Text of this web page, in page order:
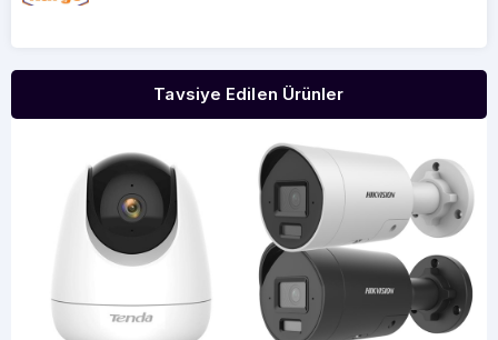
Tavsiye Edilen Ürünler